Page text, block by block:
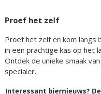
Proef het zelf
Proef het zelf en kom langs
in een prachtige kas op het
Ontdek de unieke smaak
specialer.
Interessant biernieuws?